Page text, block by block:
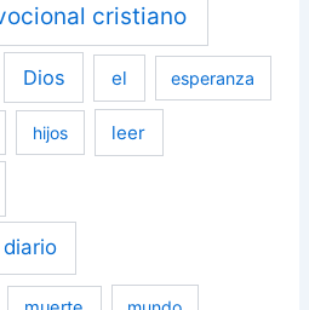
cristiano
Dios el esperanza
hijos leer